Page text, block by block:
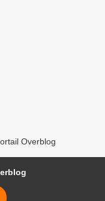
Overblog